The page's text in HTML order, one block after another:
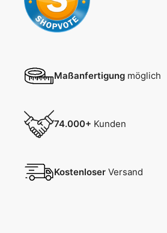
Maßanfertigung möglich
74.000+ Kunden
Kostenloser Versand